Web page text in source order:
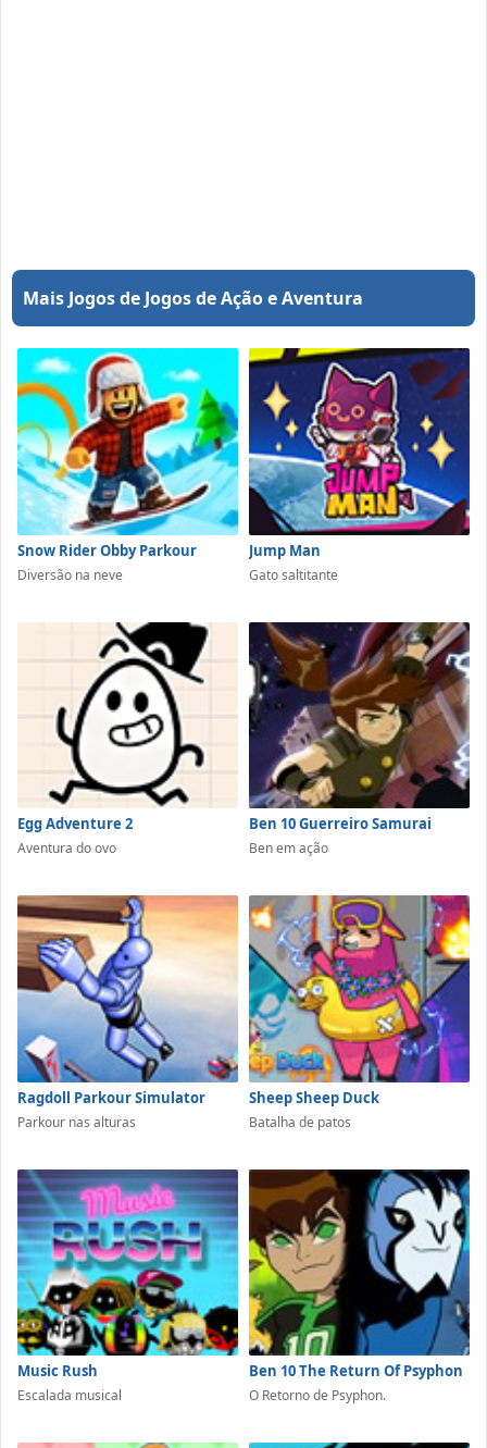
Mais Jogos de Jogos de Ação e Aventura
Snow Rider Obby Parkour
Diversão na neve
Jump Man
Gato saltitante
Egg Adventure 2
Aventura do ovo
Ben 10 Guerreiro Samurai
Ben em ação
Ragdoll Parkour Simulator
Parkour nas alturas
Sheep Sheep Duck
Batalha de patos
Music Rush
Escalada musical
Ben 10 The Return Of Psyphon
O Retorno de Psyphon.